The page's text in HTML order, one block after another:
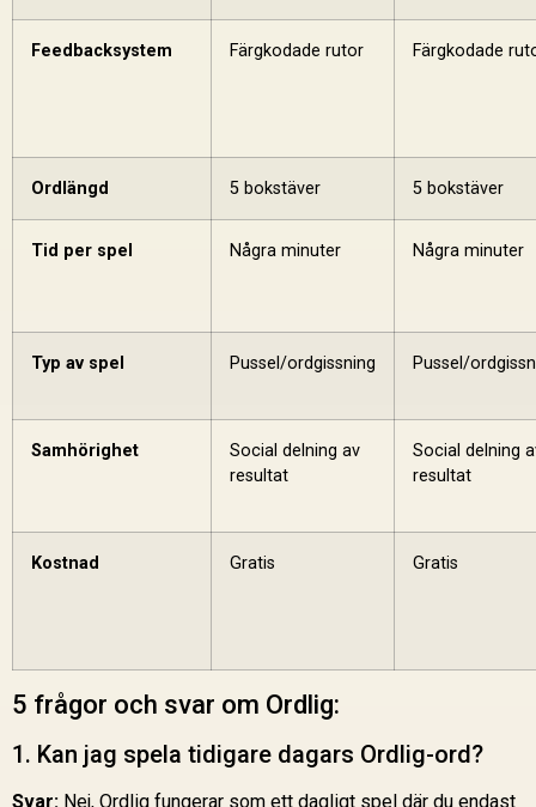
Feedbacksystem Färgkodade rutor Färgkodade
Ordlängd 5 bokstäver 5 bokstäver
Tid per spel Några minuter Några minuter
Typ av spel Pussel/ordgissning Pussel/
Samhörighet
Social delning av
resultat
Social delning
resultat
Kostnad Gratis Gratis
5 frågor och svar om Ordlig:
1. Kan jag spela tidigare dagars Ordlig-ord?
Svar: Nej, Ordlig fungerar som ett dagligt spel där du endast